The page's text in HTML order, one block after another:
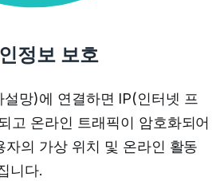
정보 보호
망)에 연결하면 IP(인터넷 프
고 온라인 트래픽이 암호화되어
의 가상 위치 및 온라인 활동
니다.